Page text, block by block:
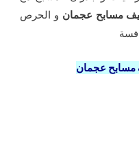
مسابح عجمان و الحرص